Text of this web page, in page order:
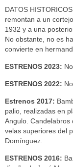
DATOS
remontan a un
1932 y a una
No obstante, no es
convierte en
ESTRENOS 2023:
ESTRENOS 2022:
Estrenos 2017:
palio, realizadas en
Angulo. Candelabros
velas superiores del
Domínguez.
ESTRENOS 2016: